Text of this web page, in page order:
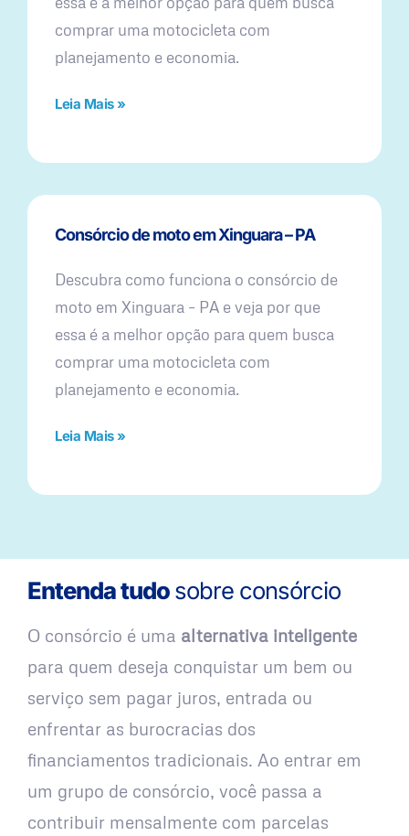
comprar uma motocicleta com
planejamento e economia.
Leia Mais »
Consórcio de moto em Xinguara – PA
Descubra como funciona o consórcio de
moto em Xinguara – PA e veja por que
essa é a melhor opção para quem busca
comprar uma motocicleta com
planejamento e economia.
Leia Mais »
Entenda tudosobre consórcio
O consórcio é uma alternativa inteligente
para quem deseja conquistar um bem ou
serviço sem pagar juros, entrada ou
enfrentar as burocracias dos
financiamentos tradicionais. Ao entrar em
um grupo de consórcio, você passa a
contribuir mensalmente com parcelas